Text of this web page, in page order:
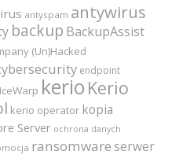
antyspam antywirus
backup BackupAssist
(Un)Hacked
endpoint
IceWarp kerio Kerio
kerio operator kopia
Server ochrona danych
ransomware serwer